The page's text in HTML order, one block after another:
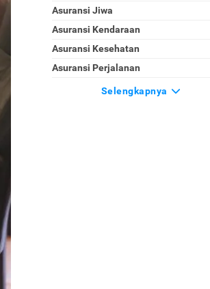
Asuransi Jiwa
Asuransi Kendaraan
Asuransi Kesehatan
Asuransi Perjalanan
Selengkapnya